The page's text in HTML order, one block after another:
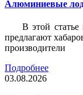
Алюминиевые
В этой
предлагают
производители
Подробнее
03.08.2026